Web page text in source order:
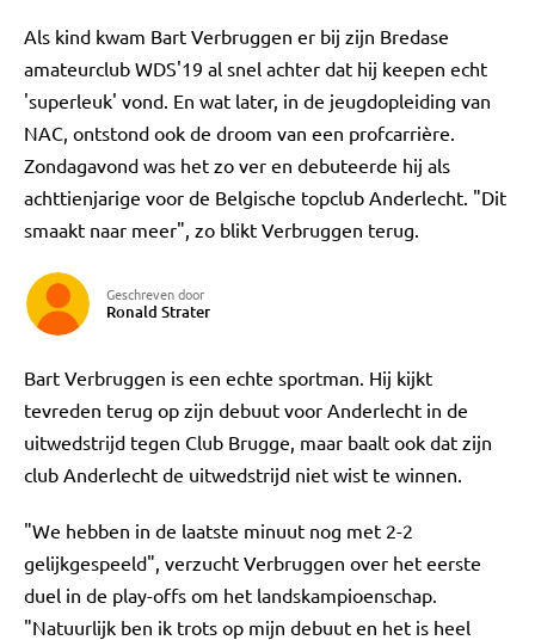
Als kind kwam Bart Verbruggen er bij zijn Bredase
amateurclub WDS'19 al snel achter dat hij keepen echt
'superleuk' vond. En wat later, in de jeugdopleiding van
NAC, ontstond ook de droom van een profcarrière.
Zondagavond was het zo ver en debuteerde hij als
achttienjarige voor de Belgische topclub Anderlecht. "Dit
smaakt naar meer", zo blikt Verbruggen terug.
Geschreven door
Ronald Strater
Bart Verbruggen is een echte sportman. Hij kijkt
tevreden terug op zijn debuut voor Anderlecht in de
uitwedstrijd tegen Club Brugge, maar baalt ook dat zijn
club Anderlecht de uitwedstrijd niet wist te winnen.
"We hebben in de laatste minuut nog met 2-2
gelijkgespeeld", verzucht Verbruggen over het eerste
duel in de play-offs om het landskampioenschap.
"Natuurlijk ben ik trots op mijn debuut en het is heel